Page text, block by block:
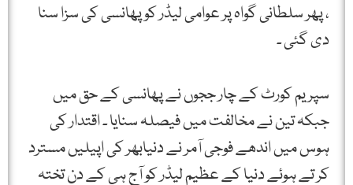
، پھر سلطانی گواہ پر عوامی لیڈر کو پھانسی کی سزا سنا
دی گئی ۔
سپریم کورٹ کے چار ججوں نے پھانسی کے حق میں
جبکہ تین نے مخالفت میں فیصلہ سنایا ۔ اقتدار کی
ہوس میں اندھے فوجی آمر نے دنیابھر کی اپیلیں مسترد
کر تے ہوئے دنیا کے عظیم لیڈر کو آج ہی کے دن تختہ